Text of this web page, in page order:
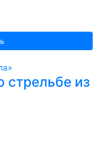
стрельбе из